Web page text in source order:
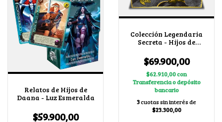
Relatos de Hijos de
Daana - Luz Esmeralda
$59.900,00
Colección Legendaria
Secreta - Hijos de
$69.900,00
$62.910,00con
Transferencia o depósito
bancario
3cuotas sin interés de
$23.300,00